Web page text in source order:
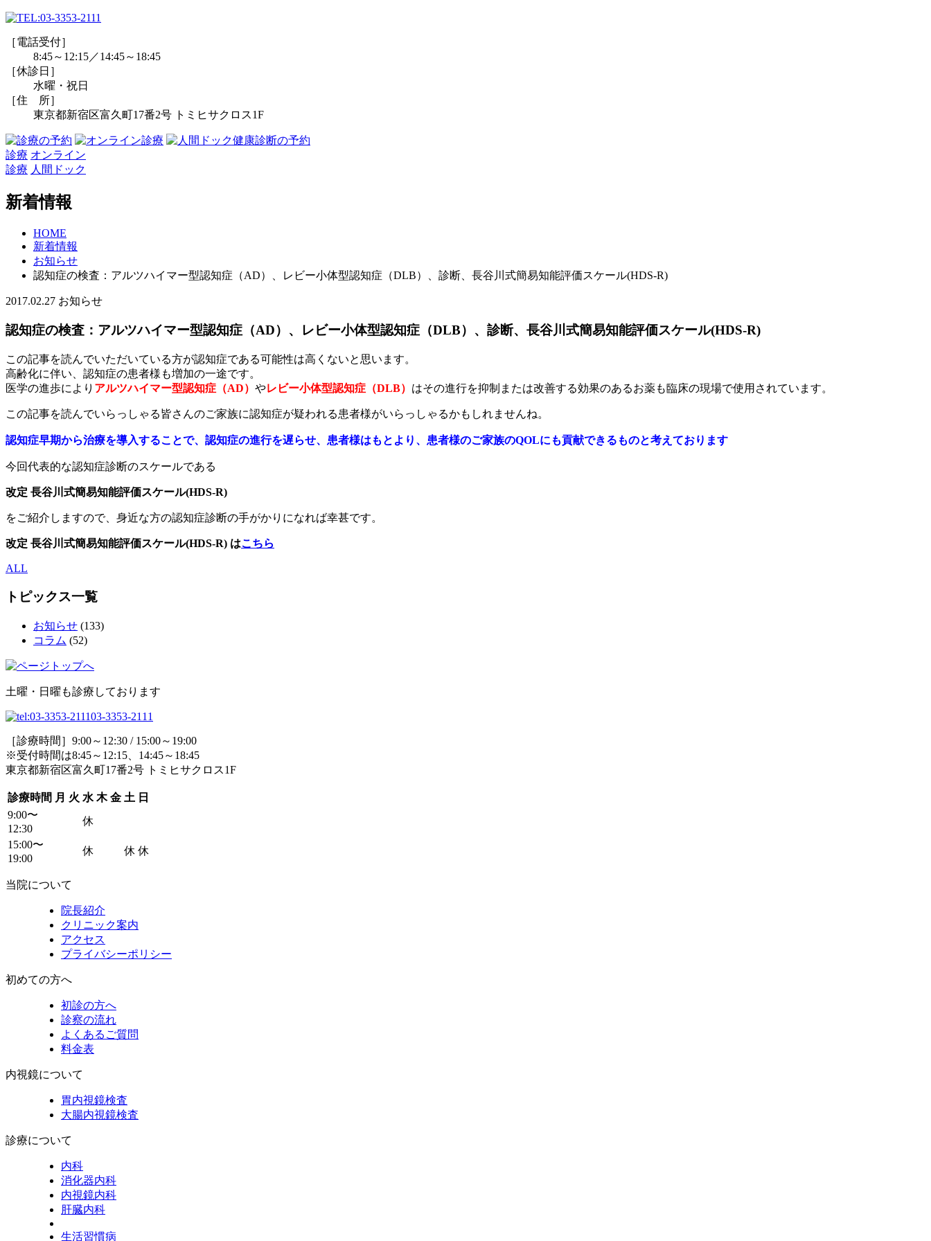
［電話受付］
8:45～12:15／14:45～18:45
［休診日］
水曜・祝日
［住 所］
東京都新宿区富久町17番2号 トミヒサクロス1F
診療 オンライン
診療 人間ドック
新着情報
HOME
新着情報
お知らせ
認知症の検査：アルツハイマー型認知症（AD）、レビー小体型認知症（DLB）、診断、長谷川式簡易知能評価スケール(HDS-R)
2017.02.27 お知らせ
認知症の検査：アルツハイマー型認知症（AD）、レビー小体型認知症（DLB）、診断、長谷川式簡易知能評価スケール(HDS-R)
この記事を読んでいただいている方が認知症である可能性は高くないと思います。
高齢化に伴い、認知症の患者様も増加の一途です。
医学の進歩により アルツハイマー型認知症（AD） やレビー小体型認知症（DLB） はその進行を抑制または改善する効果のあるお薬も臨床の現場で使用されています。
この記事を読んでいらっしゃる皆さんのご家族に認知症が疑われる患者様がいらっしゃるかもしれませんね。
認知症早期から治療を導入することで、認知症の進行を遅らせ、患者様はもとより、患者様のご家族のQOLにも貢献できるものと考えております
今回代表的な認知症診断のスケールである
改定 長谷川式簡易知能評価スケール(HDS-R)
をご紹介しますので、身近な方の認知症診断の手がかりになれば幸甚です。
改定 長谷川式簡易知能評価スケール(HDS-R) はこちら
ALL
トピックス一覧
お知らせ (133)
コラム (52)
土曜・日曜も診療しております
03-3353-2111
［診療時間］9:00～12:30 / 15:00～19:00
※受付時間は8:45～12:15、14:45～18:45
東京都新宿区富久町17番2号 トミヒサクロス1F
診療時間 月 火 水 木 金 土 日
9:00〜
12:30
休
15:00〜
19:00
休 休 休
当院について
院長紹介
クリニック案内
アクセス
プライバシーポリシー
初めての方へ
初診の方へ
診察の流れ
よくあるご質問
料金表
内視鏡について
胃内視鏡検査
大腸内視鏡検査
診療について
内科
消化器内科
内視鏡内科
肝臓内科
生活習慣病